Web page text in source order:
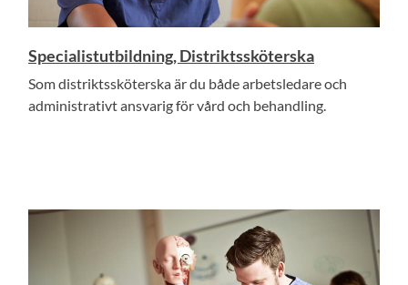
Specialistutbildning, Distriktssköterska
Som distriktssköterska är du både arbetsledare och
administrativt ansvarig för vård och behandling.